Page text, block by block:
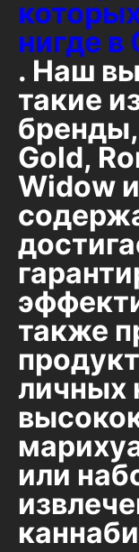
нигде
. Наш
такие
Gold,
Widow
также
личных
или